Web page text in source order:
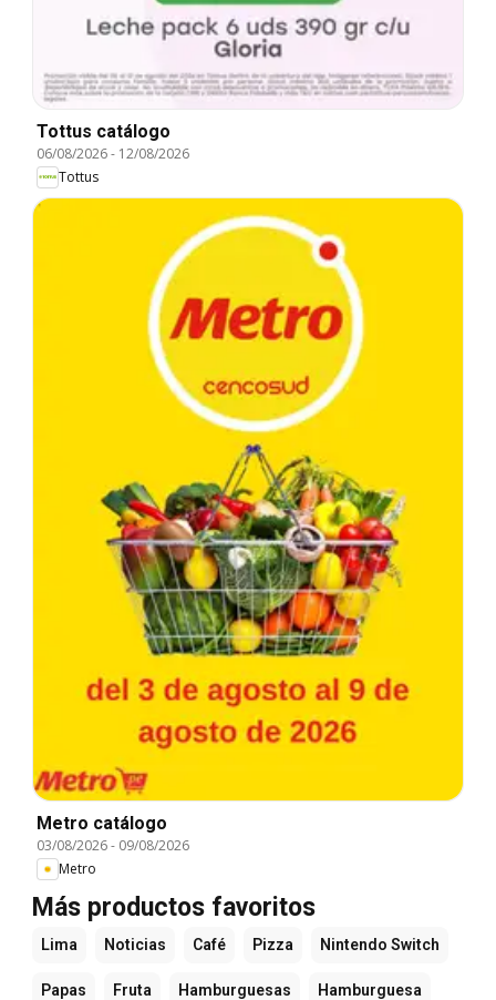
Tottus catálogo
06/08/2026- 12/08/2026
Tottus
Metro catálogo
03/08/2026- 09/08/2026
Metro
Más productos favoritos
Lima Noticias Café Pizza Nintendo Switch
Papas Fruta Hamburguesas Hamburguesa